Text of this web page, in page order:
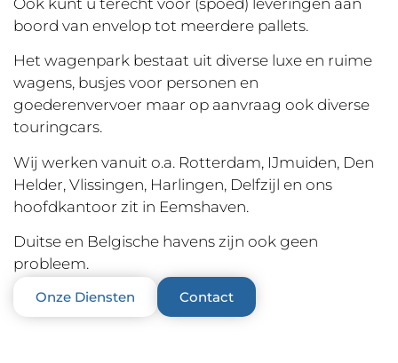
boord van envelop tot meerdere pallets.
Het wagenpark bestaat uit diverse luxe en ruime
wagens, busjes voor personen en
goederenvervoer maar op aanvraag ook diverse
touringcars.
Wij werken vanuit o.a. Rotterdam, IJmuiden, Den
Helder, Vlissingen, Harlingen, Delfzijl en ons
hoofdkantoor zit in Eemshaven.
Duitse en Belgische havens zijn ook geen
probleem.
Onze Diensten Contact